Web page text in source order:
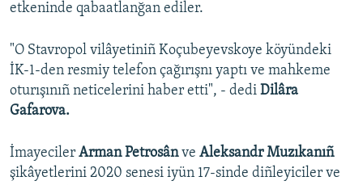
etkeninde qabaatlanğan ediler.
"O Stavropol vilâyetiniñ Koçubeyevskoye köyündeki
İK-1-den resmiy telefon çağırışnı yaptı ve mahkeme
oturışınıñ neticelerini haber etti", - dedi Dilâra
Gafarova.
İmayeciler Arman Petrosânve Aleksandr Muzıkanıñ
şikâyetlerini 2020 senesi iyün 17-sinde diñleyiciler ve